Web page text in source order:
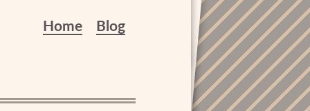
Home Blog